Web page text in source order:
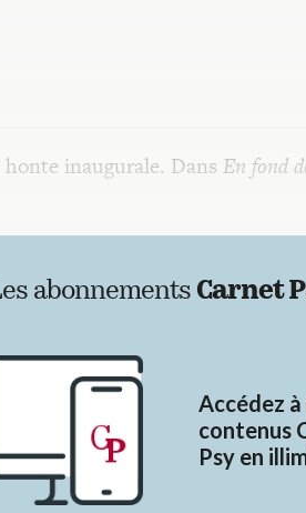
honte inaugurale. Dans En fond
abonnements Carnet
Accédez
contenus
Psy en